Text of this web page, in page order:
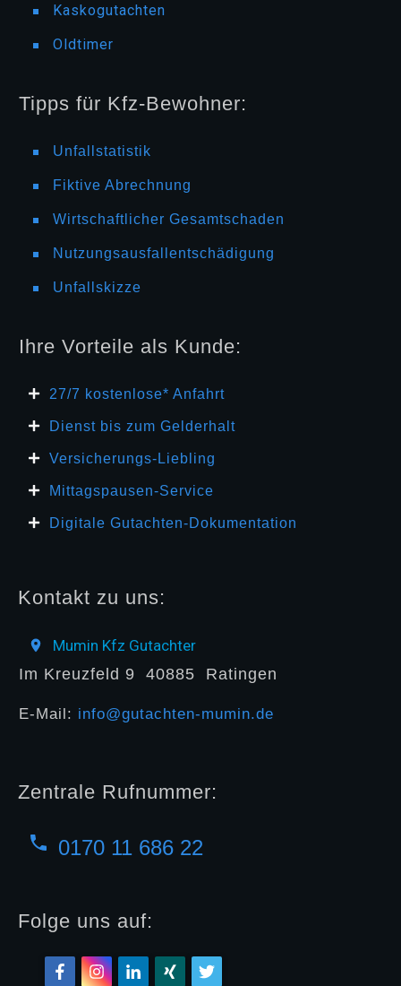
Kaskogutachten
Oldtimer
Tipps für Kfz-Bewohner:
Unfallstatistik
Fiktive Abrechnung
Wirtschaftlicher Gesamtschaden
Nutzungsausfallentschädigung
Unfallskizze
Ihre Vorteile als Kunde:
27/7 kosten lose* Anfahrt
Dienst bis zum Gelderhalt
Versicherungs-Liebling
Mittagspausen-Service
Digitale Gutachten-Dokumentation
Kontakt zu uns:
Mumin Kfz Gutachter
Im Kreuzfeld 9 40885 Ratingen
E-Mail: info@gutachten-mumin.de
Zentrale Rufnummer:
0170 11 686 22
Folge uns auf: